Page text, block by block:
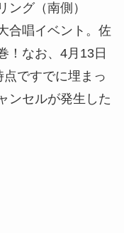
ング（南側）
合唱イベント。佐
！なお、4月13日
ですでに埋まっ
ンセルが発生した